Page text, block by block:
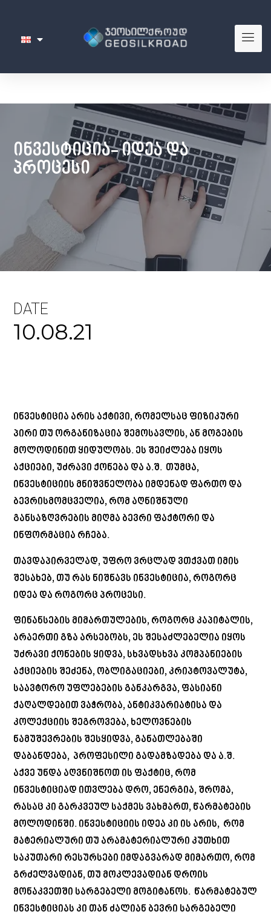
ᲘᲜᲕᲔᲡᲢᲘᲪᲘᲐ- ᲘᲓᲔᲐ ᲓᲐ
ᲞᲠᲝᲪᲔᲡᲘ
DATE
10.08.21
ინვესტიცია არის აქტივი, რომელსაც ფიზიკური
პირი თუ ორგანიზაცია შემოსავლის, ან მოგების
მოლოდინით ყიდულობს. ეს შეიძლება იყოს
აქციები, უძრავი ქონება და ა.შ. თუმცა,
ინვესტიციის მნიშვნელობა იმდენად ფართო და
ბევრისმომცველია, რომ აღნიშნული
განსაზღვრების მიღმა ბევრი ფაქტორი და
ინფორმაცია რჩება.
თავდაპირველად, უფრო ვრცლად ვთქვათ იმის
შესახებ, თუ რას ნიშნავს ინვესტიცია, როგორც
იდეა და როგორც პროცესი.
ფინანსების მიმართულების, როგორც კაპიტალის,
არაერთი გზა არსებობს, ეს შესაძლებელია იყოს
უძრავი ქონების ყიდვა, სხვადსხვა კომპანიების
აქციების შეძენა, ობლიგაციები, კრიპტოვალუტა,
საავტორო უფლებების განკარგვა, ფასიანი
ქაღალდებით ვაჭრობა, ანტიკვარიატისა და
კოლექციის შეგროვება, ხელოვნების
ნამუშევრების შესყიდვა, განათლებაში
დაბანდება, პროფესილი გადამზადება და ა.შ.
აქვე უნდა აღვნიშნოთ ის ფაქტიც, რომ
ინვესტიციად ითვლება დრო, ენერგია, შრომა,
რასაც კი გარკვეულ საქმეს ვახმართ, წარმატების
მოლოდინში. ინვესტიციის იდეა კი ის არის, რომ
მატერიალური თუ არამატერიალური კუთხით
საკუთარი რესურსები იმდაგვარად მიმართო, რომ
გრძელვადიან, თუ მოკლევადიან დროის
მონაკვეთში სარგებელი მოგიტანოს. წარმატებულ
ინვესტიციას კი თან ძალიან ბევრი სარგებელი